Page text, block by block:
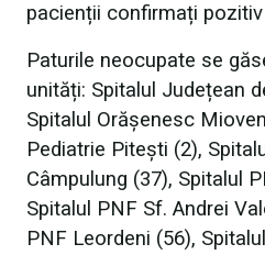
pacienții confirmați pozitiv
Paturile neocupate se
unități: Spitalul Județean
Spitalul Orășenesc
Pediatrie Pitești (2),
Câmpulung (37), Spitalul
Spitalul PNF Sf. Andrei
PNF Leordeni (56),